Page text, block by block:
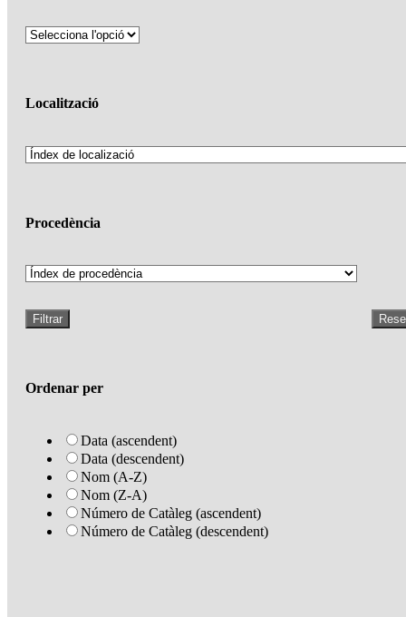
Localització
Procedència
Filtrar
Ordenar per
Data (ascendent)
Data (descendent)
Nom (A-Z)
Nom (Z-A)
Número de Catàleg (ascendent)
Número de Catàleg (descendent)